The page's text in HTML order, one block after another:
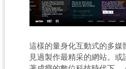
這樣的量身化互動式的多媒
見過製作最精采的網站。